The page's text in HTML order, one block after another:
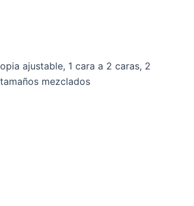
ajustable, 1 cara a 2 caras, 2
mezclados